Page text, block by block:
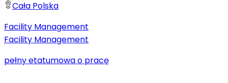
Cała Polska
Facility Management
Facility Management
pełny etatumowa o pracę